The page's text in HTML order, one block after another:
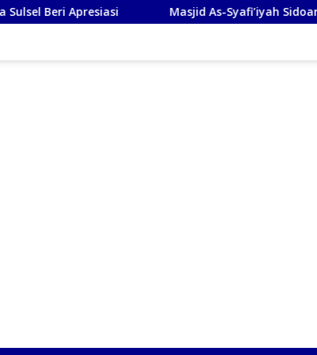
Masjid As-Syafi’iyah Sidoarjo Ikuti